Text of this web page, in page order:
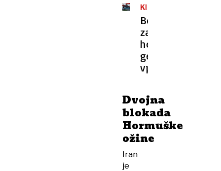
KRHKO
PREMIRJE
Boj
za
hormuški
geopolitični
vpliv
Dvojna
blokada
Hormuške
ožine
Iran
je